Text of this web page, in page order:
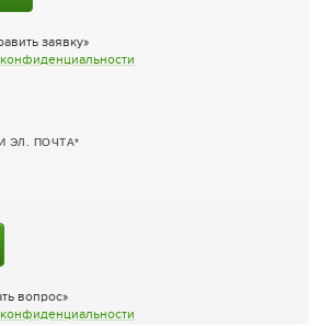
заявку»
ЭЛ. ПОЧТА
вопрос»